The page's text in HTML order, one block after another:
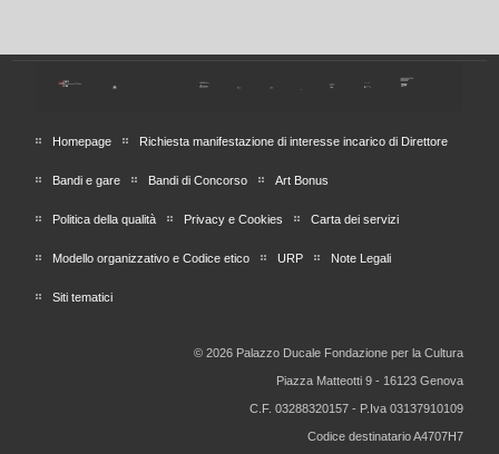
Homepage Richiesta manifestazione di interesse incarico di Direttore
Bandi e gare Bandi di Concorso Art Bonus
Politica della qualità Privacy e Cookies Carta dei servizi
Modello organizzativo e Codice etico URP Note Legali
Siti tematici
© 2026 Palazzo Ducale Fondazione per la Cultura
Piazza Matteotti 9 - 16123 Genova
C.F. 03288320157 - P.Iva 03137910109
Codice destinatario A4707H7